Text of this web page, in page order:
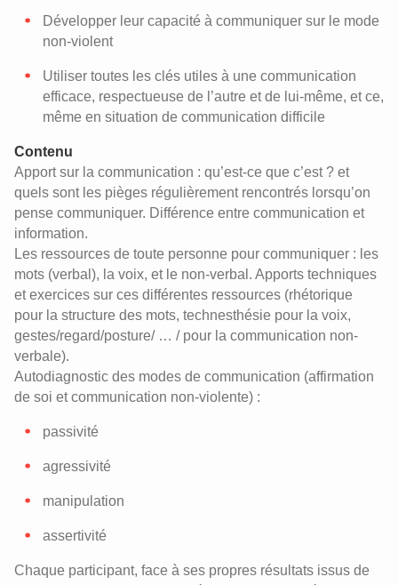
Développer leur capacité à communiquer sur le mode
non-violent
Utiliser toutes les clés utiles à une communication
efficace, respectueuse de l’autre et de lui-même, et ce,
même en situation de communication difficile
Contenu
Apport sur la communication : qu’est-ce que c’est ? et
quels sont les pièges régulièrement rencontrés lorsqu’on
pense communiquer. Différence entre communication et
information.
Les ressources de toute personne pour communiquer : les
mots (verbal), la voix, et le non-verbal. Apports techniques
et exercices sur ces différentes ressources (rhétorique
pour la structure des mots, technesthésie pour la voix,
gestes/regard/posture/ … / pour la communication non-
verbale).
Autodiagnostic des modes de communication (affirmation
de soi et communication non-violente) :
passivité
agressivité
manipulation
assertivité
Chaque participant, face à ses propres résultats issus de